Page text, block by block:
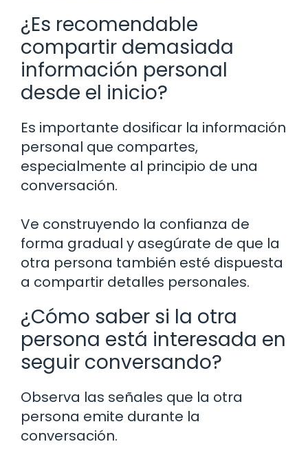
¿Es recomendable
compartir demasiada
información personal
desde el inicio?
Es importante dosificar la información
personal que compartes,
especialmente al principio de una
conversación.
Ve construyendo la confianza de
forma gradual y asegúrate de que la
otra persona también esté dispuesta
a compartir detalles personales.
¿Cómo saber si la otra
persona está interesada en
seguir conversando?
Observa las señales que la otra
persona emite durante la
conversación.